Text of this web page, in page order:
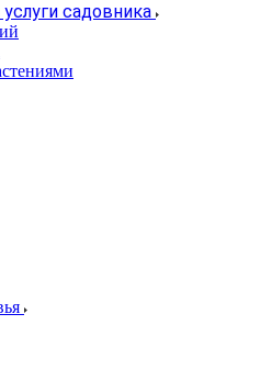
садовника